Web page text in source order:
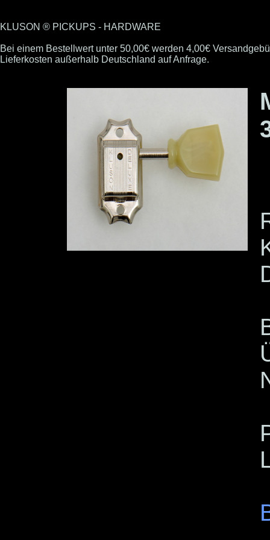
KLUSON ® PICKUPS - HARDWARE
Bei einem Bestellwert unter 50,00€ werden 4,00€
Lieferkosten außerhalb Deutschland auf Anfrage.